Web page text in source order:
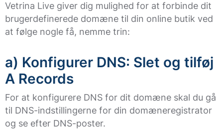
Vetrina Live giver dig mulighed for at forbinde dit
brugerdefinerede domæne til din online butik ved
at følge nogle få, nemme trin:
a) Konfigurer DNS: Slet og tilføj
A Records
For at konfigurere DNS for dit domæne skal du gå
til DNS-indstillingerne for din domæneregistrator
og se efter DNS-poster.